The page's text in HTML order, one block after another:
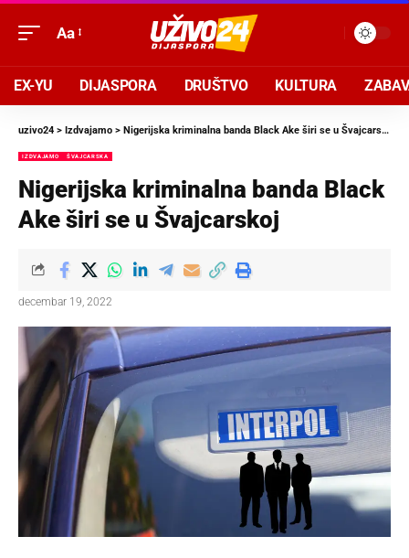
Aa
EX-YU DIJASPORA DRUŠTVO KULTURA
uzivo24 > Izdvajamo > Nigerijska kriminalna banda Black Ake širi se u Švajcarskoj
IZDVAJAMO ŠVAJCARSKA
Nigerijska kriminalna banda Black
Ake širi se u Švajcarskoj
decembar 19, 2022